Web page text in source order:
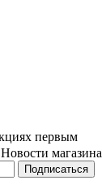
первым
Новости магазина